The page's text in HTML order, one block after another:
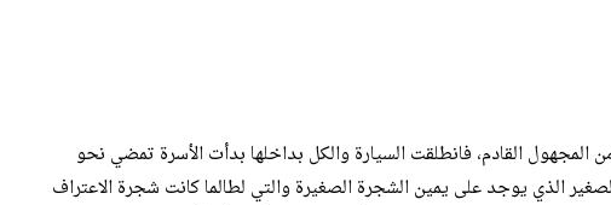
المجهول القادم، فانطلقت السيارة والكل بداخلها بدأت الأسرة تمضي نحو
الذي يوجد على يمين الشجرة الصغيرة والتي لطالما كانت شجرة الاعتراف